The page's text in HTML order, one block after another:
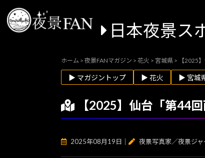
日本夜景ス
ホーム > 夜景FANマガジン > 花火 > 宮城県 > 【2025
▶ マガジントップ ▶ 花火 ▶ 宮城
【2025】仙台「第44
2025年08月19日 夜景写真家／夜景ジ